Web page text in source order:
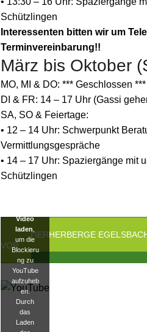
Schützlingen
Interessenten bitten wir um
Terminvereinbarung!!
März bis Oktober
MO, MI & DO: *** Geschlossen ***
DI & FR: 14 – 17 Uhr (Gassi
SA, SO & Feiertage:
• 12 – 14 Uhr: Schwerpunkt
Vermittlungsgespräche
• 14 – 17 Uhr: Spaziergänge mit
Schützlingen
DIE TIERHERBERGE
VOR
Zum
Schutz
Ihrer
persönlic
hen
Daten ist
die
Verbindun
g zu
blockiert
Video
laden
um die
Blockieru
ng zu
YouTube
aufzuheb
en.
Durch
das
Laden